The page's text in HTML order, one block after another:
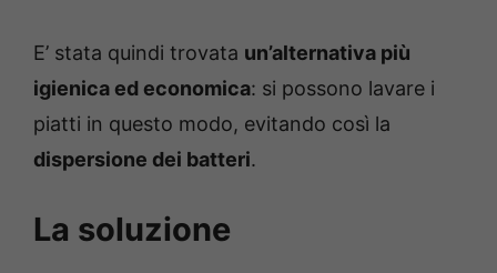
E’ stata quindi trovata un’alternativa più
igienica ed economica: si possono lavare i
piatti in questo modo, evitando così la
dispersione dei batteri.
La soluzione